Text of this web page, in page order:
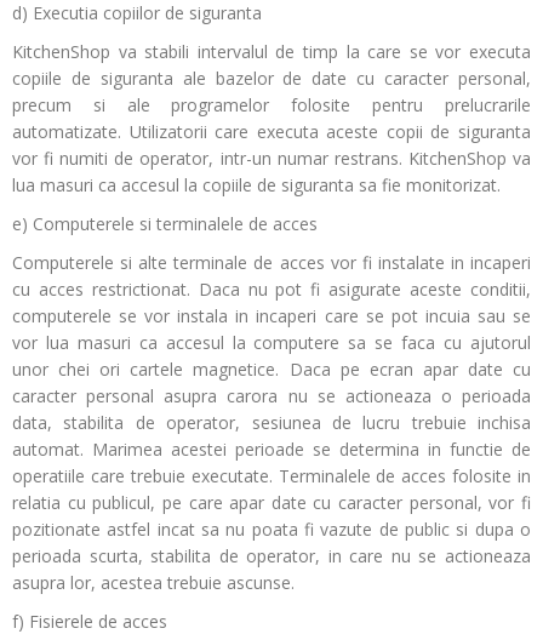
d) Executia copiilor de siguranta
KitchenShop va stabili intervalul de timp la care se vor executa
copiile de siguranta ale bazelor de date cu caracter personal,
precum si ale programelor folosite pentru prelucrarile
automatizate. Utilizatorii care executa aceste copii de siguranta
vor fi numiti de operator, intr-un numar restrans. KitchenShop va
lua masuri ca accesul la copiile de siguranta sa fie monitorizat.
e) Computerele si terminalele de acces
Computerele si alte terminale de acces vor fi instalate in incaperi
cu acces restrictionat. Daca nu pot fi asigurate aceste conditii,
computerele se vor instala in incaperi care se pot incuia sau se
vor lua masuri ca accesul la computere sa se faca cu ajutorul
unor chei ori cartele magnetice. Daca pe ecran apar date cu
caracter personal asupra carora nu se actioneaza o perioada
data, stabilita de operator, sesiunea de lucru trebuie inchisa
automat. Marimea acestei perioade se determina in functie de
operatiile care trebuie executate. Terminalele de acces folosite in
relatia cu publicul, pe care apar date cu caracter personal, vor fi
pozitionate astfel incat sa nu poata fi vazute de public si dupa o
perioada scurta, stabilita de operator, in care nu se actioneaza
asupra lor, acestea trebuie ascunse.
f) Fisierele de acces